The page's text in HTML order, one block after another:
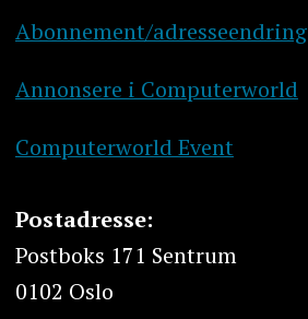
Abonnement/adresseendring
Annonsere i Computerworld
Computerworld Event
Postadresse:
Postboks 171 Sentrum
0102 Oslo